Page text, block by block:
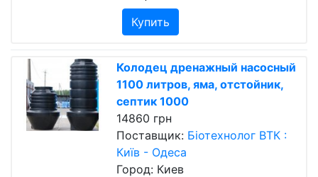
Купить
Колодец дренажный насосный
1100 литров, яма, отстойник,
септик 1000
14860 грн
Поставщик: Біотехнолог ВТК :
Київ - Одеса
Город: Киев